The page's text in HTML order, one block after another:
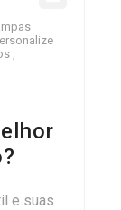
e suas